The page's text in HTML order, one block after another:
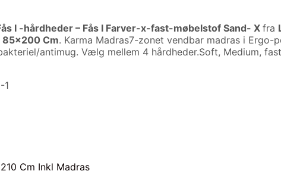
I -hårdheder – Fås I Farver-x-fast-møbelstof Sand- X fra
85×200 Cm. Karma Madras7-zonet vendbar madras i
antimug. Vælg mellem 4 hårdheder.Soft, Medium,
1